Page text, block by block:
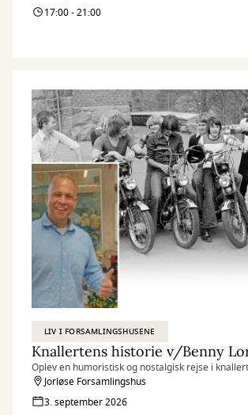
17:00 - 21:00
LIV I FORSAMLINGSHUSENE
Knallertens historie v/Benny
Oplev en humoristisk og nostalgisk rejse i
Jorløse Forsamlingshus
3. september 2026